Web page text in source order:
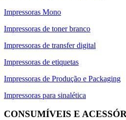
Impressoras Mono
Impressoras de toner branco
Impressoras de transfer digital
Impressoras de etiquetas
Impressoras de Produção e Packaging
Impressoras para sinalética
CONSUMÍVEIS E